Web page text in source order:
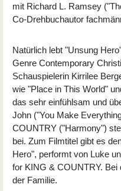
mit Richard L. Ramsey
Co-Drehbuchautor
Natürlich lebt "Unsung
Genre Contemporary
Schauspielerin Kirrilee
wie "Place in This World"
das sehr einfühlsam und
John ("You Make
COUNTRY ("Harmony")
bei. Zum Filmtitel gibt es
Hero", performt von Luke
for KING & COUNTRY. Bei
der Familie.